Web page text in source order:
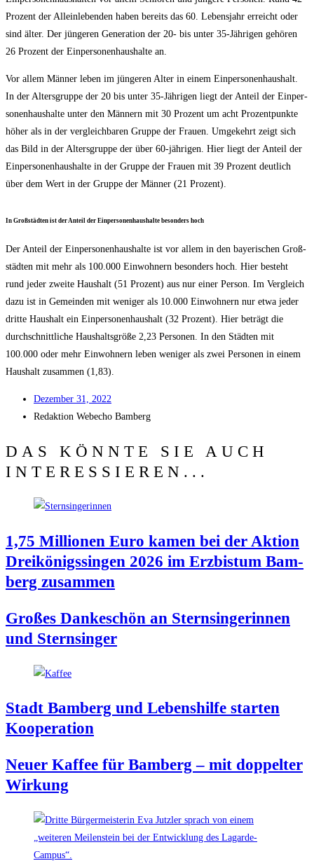
Pro­zent der Allein­le­ben­den haben bereits das 60. Lebens­jahr erreicht oder
sind älter. Der jün­ge­ren Gene­ra­ti­on der 20- bis unter 35-Jäh­ri­gen gehö­ren
26 Pro­zent der Ein­per­so­nen­haus­hal­te an.
Vor allem Män­ner leben im jün­ge­ren Alter in einem Ein­per­so­nen­haus­halt.
In der Alters­grup­pe der 20 bis unter 35-Jäh­ri­gen liegt der Anteil der Ein­per­
so­nen­haus­hal­te unter den Män­nern mit 30 Pro­zent um acht Pro­zent­punk­te
höher als in der ver­gleich­ba­ren Grup­pe der Frau­en. Umge­kehrt zeigt sich
das Bild in der Alters­grup­pe der über 60-jäh­ri­gen. Hier liegt der Anteil der
Ein­per­so­nen­haus­hal­te in der Grup­pe der Frau­en mit 39 Pro­zent deut­lich
über dem Wert in der Grup­pe der Män­ner (21 Prozent).
In Groß­städ­ten ist der Anteil der Ein­per­so­nen­haus­hal­te beson­ders hoch
Der Anteil der Ein­per­so­nen­haus­hal­te ist vor allem in den baye­ri­schen Groß­
städ­ten mit mehr als 100.000 Ein­woh­nern beson­ders hoch. Hier besteht
rund jeder zwei­te Haus­halt (51 Pro­zent) aus nur einer Per­son. Im Ver­gleich
dazu ist in Gemein­den mit weni­ger als 10.000 Ein­woh­nern nur etwa jeder
drit­te Haus­halt ein Ein­per­so­nen­haus­halt (32 Pro­zent). Hier beträgt die
durch­schnitt­li­che Haus­halts­grö­ße 2,23 Per­so­nen. In den Städ­ten mit
100.000 oder mehr Ein­woh­nern leben weni­ger als zwei Per­so­nen in einem
Haus­halt zusam­men (1,83).
Dezem­ber 31, 2022
Redak­ti­on Web­echo Bamberg
DAS KÖNNTE SIE AUCH
INTERESSIEREN...
1,75 Mil­lio­nen Euro kamen bei der Akti­on
Drei­kö­nigs­sin­gen 2026 im Erz­bis­tum Bam­
berg zusammen
Gro­ßes Dan­ke­schön an Stern­sin­ge­rin­nen
und Sternsinger
Stadt Bam­berg und Lebens­hil­fe star­ten
Kooperation
Neu­er Kaf­fee für Bam­berg – mit dop­pel­ter
Wirkung